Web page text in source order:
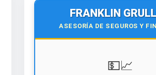
FRANKLIN
ASESORÍA DE SEGUROS Y
💵📈